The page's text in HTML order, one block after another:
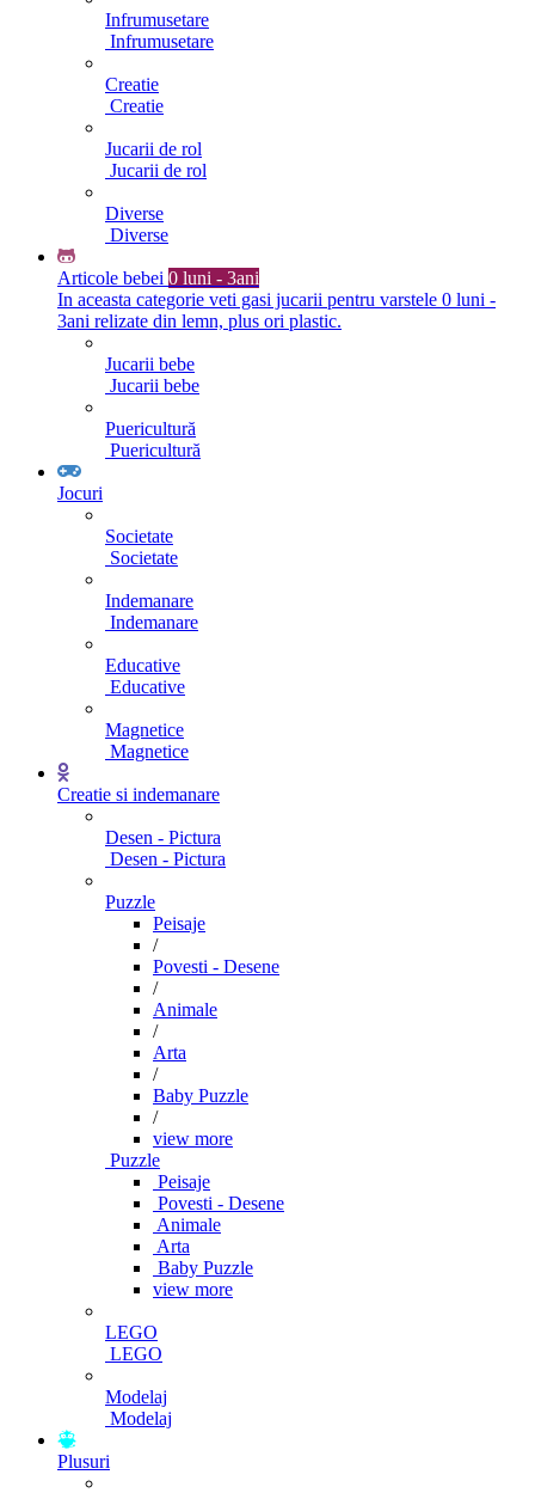
Infrumusetare
Infrumusetare
Creatie
Creatie
Jucarii de rol
Jucarii de rol
Diverse
Diverse
Articole bebei 0 luni - 3ani
In aceasta categorie veti gasi jucarii pentru varstele 0 luni -
3ani relizate din lemn, plus ori plastic.
Jucarii bebe
Jucarii bebe
Puericultură
Puericultură
Jocuri
Societate
Societate
Indemanare
Indemanare
Educative
Educative
Magnetice
Magnetice
Creatie si indemanare
Desen - Pictura
Desen - Pictura
Puzzle
Peisaje
/
Povesti - Desene
/
Animale
/
Arta
/
Baby Puzzle
/
view more
Puzzle
Peisaje
Povesti - Desene
Animale
Arta
Baby Puzzle
view more
LEGO
LEGO
Modelaj
Modelaj
Plusuri